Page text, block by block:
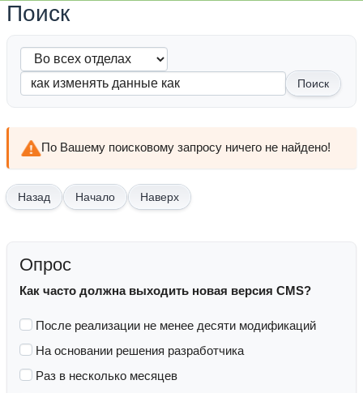
Поиск
Поиск
По Вашему поисковому запросу ничего не найдено!
Начало Наверх
Опрос
Как часто должна выходить новая версия CMS?
После реализации не менее десяти модификаций
На основании решения разработчика
Раз в несколько месяцев